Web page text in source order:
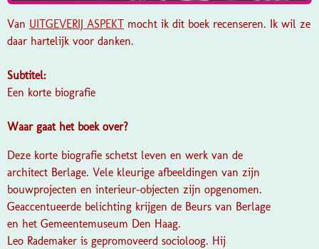
Van UITGEVERIJ ASPEKT mocht ik dit boek recenseren. Ik wil ze
daar hartelijk voor danken.
Subtitel:
Een korte biografie
Waar gaat het boek over?
Deze korte biografie schetst leven en werk van de
architect Berlage. Vele kleurige afbeeldingen van zijn
bouwprojecten en interieur-objecten zijn opgenomen.
Geaccentueerde belichting krijgen de Beurs van Berlage
en het Gemeentemuseum Den Haag.
Leo Rademaker is gepromoveerd socioloog. Hij